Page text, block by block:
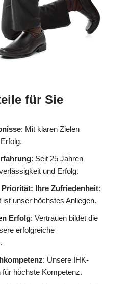
für Sie
: Mit klaren Zielen
: Seit 25 Jahren
und Erfolg.
Priorität: Ihre Zufriedenheit:
ist unser höchstes Anliegen.
Erfolg: Vertrauen bildet die
erfolgreiche
: Unsere IHK-
für höchste Kompetenz.